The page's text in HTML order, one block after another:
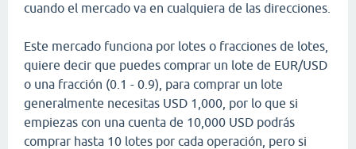
cuando el mercado va en cualquiera de las direcciones.
Este mercado funciona por lotes o fracciones de lotes,
quiere decir que puedes comprar un lote de EUR/USD
o una fracción (0.1 - 0.9), para comprar un lote
generalmente necesitas USD 1,000, por lo que si
empiezas con una cuenta de 10,000 USD podrás
comprar hasta 10 lotes por cada operación, pero si